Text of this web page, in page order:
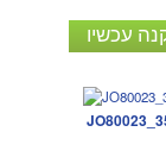
עכשיו